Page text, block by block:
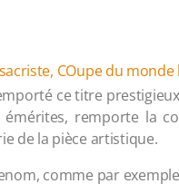
, COupe du
ce titre
émérites, remporte la
de la pièce artistique.
comme par